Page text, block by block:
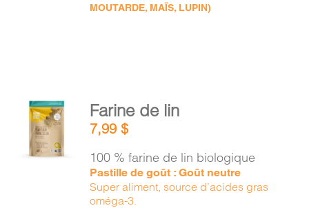
MOUTARDE, MAÏS, LUPIN)
AJOUTER
AU
PANIER
/
Farine de lin
7,99$
100 % farine de lin biologique
Pastille de goût : Goût neutre
Super aliment, source d’acides gras
oméga-3.